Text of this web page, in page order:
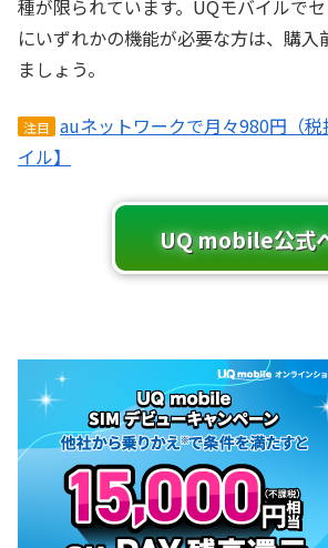
種が限られています。UQモバイルで
にいずれかの機能が必要な方は、購入
ましょう。
注目 auネットワークで月々980円（
イル】
UQ mobile公式